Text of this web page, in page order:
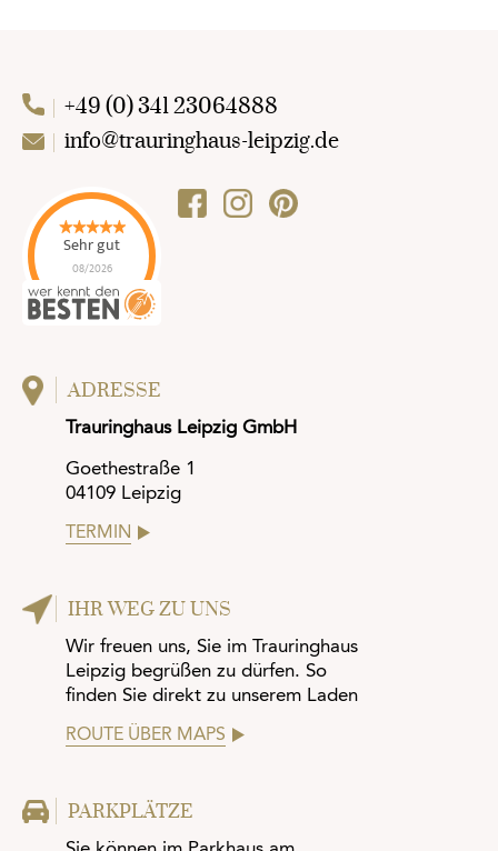
+49 (0) 341 23064888
info@trauringhaus-leipzig.de
Sehr gut
08/2026
ADRESSE
Trauringhaus Leipzig GmbH
Goethestraße 1
04109 Leipzig
TERMIN
IHR WEG ZU UNS
Wir freuen uns, Sie im Trauringhaus
Leipzig begrüßen zu dürfen. So
finden Sie direkt zu unserem Laden
ROUTE ÜBER MAPS
PARKPLÄTZE